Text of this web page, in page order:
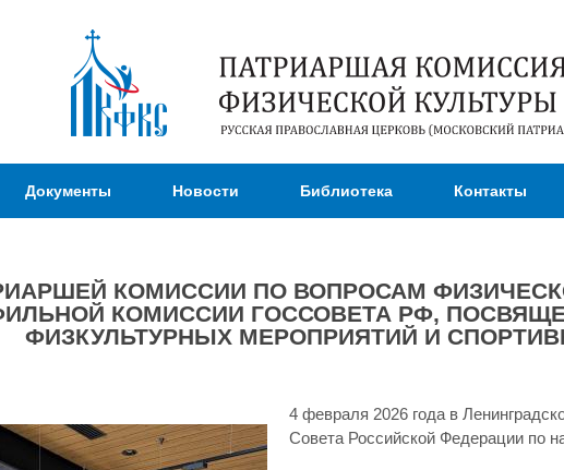
содержанию
Документы Новости Библиотека Контакты
КОМИССИИ ПО ВОПРОСАМ
КОМИССИИ ГОССОВЕТА РФ,
ФИЗКУЛЬТУРНЫХ МЕРОПРИЯТИЙ И
4 февраля 2026 года в
Совета Российской Федерации по